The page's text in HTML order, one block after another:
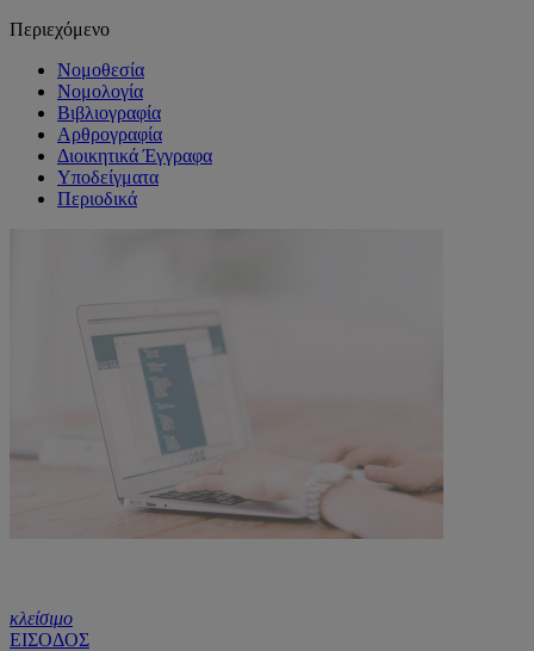
Περιεχόμενο
Νομοθεσία
Νομολογία
Βιβλιογραφία
Αρθρογραφία
Διοικητικά Έγγραφα
Υποδείγματα
Περιοδικά
κλείσιμο
ΕΙΣΟΔΟΣ